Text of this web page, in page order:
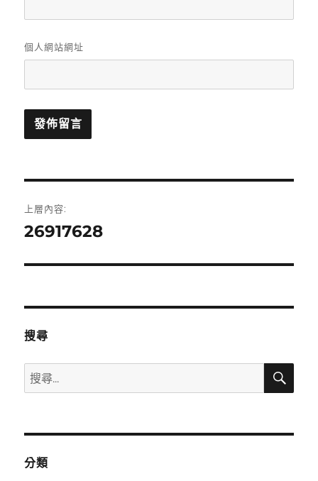
個人網站網址
章
上層內容:
26917628
搜尋
搜
尋
鍵
搜
分類